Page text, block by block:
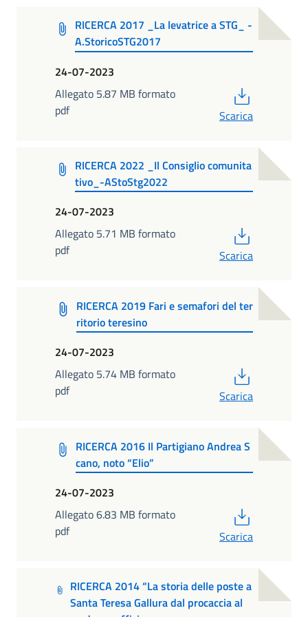
RICERCA 2017 _La levatrice a STG_ -
A.StoricoSTG2017
24-07-2023
Allegato 5.87 MB formato
pdf
Scarica
RICERCA 2022 _Il Consiglio comunita
tivo_-AStoStg2022
24-07-2023
Allegato 5.71 MB formato
pdf
Scarica
RICERCA 2019 Fari e semafori del ter
ritorio teresino
24-07-2023
Allegato 5.74 MB formato
pdf
Scarica
RICERCA 2016 Il Partigiano Andrea S
cano, noto “Elio”
24-07-2023
Allegato 6.83 MB formato
pdf
Scarica
RICERCA 2014 “La storia delle poste a
Santa Teresa Gallura dal procaccia al